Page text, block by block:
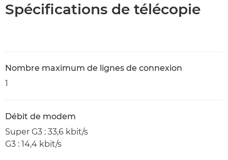
Spécifications de télécopie
Nombre maximum de lignes de connexion
1
Débit de modem
Super G3 : 33,6 kbit/s
G3 : 14,4 kbit/s